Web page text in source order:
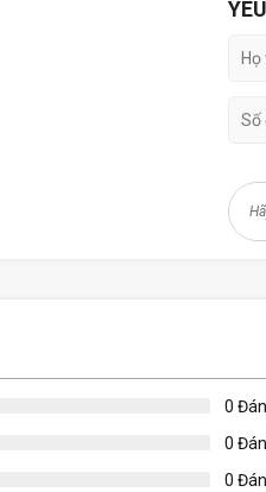
0
0
0